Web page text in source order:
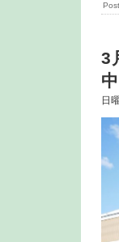
3
日